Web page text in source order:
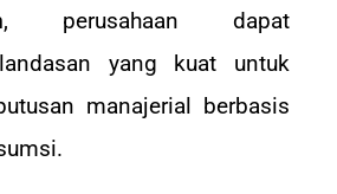
, perusahaan dapat
yang kuat untuk
manajerial berbasis